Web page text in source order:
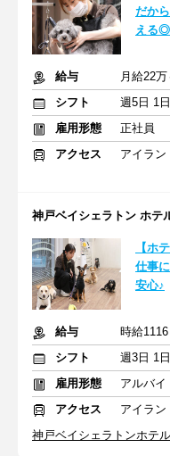
だか
える◎
給与
シフト
週5日 1
雇用形態
正社員
アクセス
神戸ベイシェラトン ホ
【ホ
仕事
安心♪
給与
時給
シフト
週3日 1
雇用形態
アルバイ
アクセス
神戸ベイシェラトンホテ